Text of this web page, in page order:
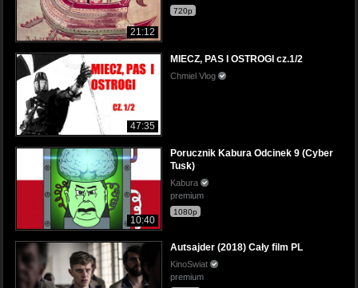
21:12
720p
47:35
MIECZ, PAS I OSTROGI cz.1/2
Chmiel Vlog
10:40
Porucznik Kabura Odcinek 9 (Cyber
Tusk)
Kabura
premium
1080p
Autsajder (2018) Cały film PL
KinoSwiat
premium